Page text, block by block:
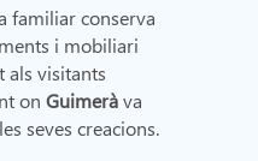
familiar conserva
i mobiliari
als visitants
onGuimeràva
seves creacions.